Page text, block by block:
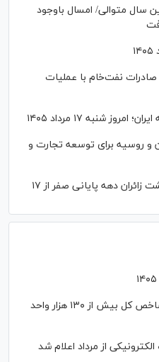
متوالی/ امسال باوجود
نفت‌خام با عملیات
شنبه ۱۷ مرداد ۱۴۰۵
و روسیه برای توسعه تجارت و
آغاز فروش بلیت رفت و برگشت زائران دهه پایانی صفر از ۱۷
تداوم روند صعودی بورس/ شاخص کل بیش از ۱۳۰ هزار واحد
از مرداد اعلام شد